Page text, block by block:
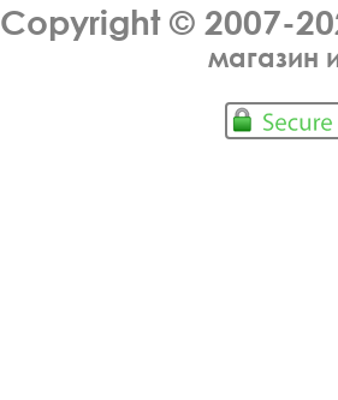
Copyright © 2007-
магазин